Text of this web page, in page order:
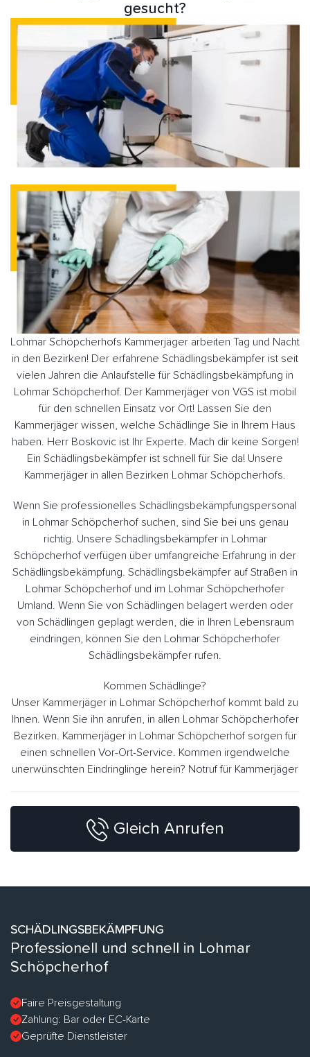
gesucht?
Lohmar Schöpcherhofs Kammerjäger arbeiten Tag und Nacht
in den Bezirken! Der erfahrene Schädlingsbekämpfer ist seit
vielen Jahren die Anlaufstelle für Schädlingsbekämpfung in
Lohmar Schöpcherhof. Der Kammerjäger von VGS ist mobil
für den schnellen Einsatz vor Ort! Lassen Sie den
Kammerjäger wissen, welche Schädlinge Sie in Ihrem Haus
haben. Herr Boskovic ist Ihr Experte. Mach dir keine Sorgen!
Ein Schädlingsbekämpfer ist schnell für Sie da! Unsere
Kammerjäger in allen Bezirken Lohmar Schöpcherhofs.
Wenn Sie professionelles Schädlingsbekämpfungspersonal
in Lohmar Schöpcherhof suchen, sind Sie bei uns genau
richtig. Unsere Schädlingsbekämpfer in Lohmar
Schöpcherhof verfügen über umfangreiche Erfahrung in der
Schädlingsbekämpfung. Schädlingsbekämpfer auf Straßen in
Lohmar Schöpcherhof und im Lohmar Schöpcherhofer
Umland. Wenn Sie von Schädlingen belagert werden oder
von Schädlingen geplagt werden, die in Ihren Lebensraum
eindringen, können Sie den Lohmar Schöpcherhofer
Schädlingsbekämpfer rufen.
Kommen Schädlinge?
Unser Kammerjäger in Lohmar Schöpcherhof kommt bald zu
Ihnen. Wenn Sie ihn anrufen, in allen Lohmar Schöpcherhofer
Bezirken. Kammerjäger in Lohmar Schöpcherhof sorgen für
einen schnellen Vor-Ort-Service. Kommen irgendwelche
unerwünschten Eindringlinge herein? Notruf für Kammerjäger
Gleich Anrufen
SCHÄDLINGSBEKÄMPFUNG
Professionell und schnell in Lohmar
Schöpcherhof
Faire Preisgestaltung
Zahlung: Bar oder EC-Karte
Geprüfte Dienstleister